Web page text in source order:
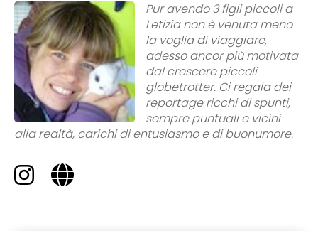
Pur avendo 3 figli piccoli a
Letizia non è venuta meno
la voglia di viaggiare,
adesso ancor più motivata
dal crescere piccoli
globetrotter. Ci regala dei
reportage ricchi di spunti,
sempre puntuali e vicini
alla realtà, carichi di entusiasmo e di buonumore.